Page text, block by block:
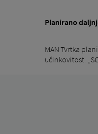
Planirano
MAN Tvrtka
učinkovitost.